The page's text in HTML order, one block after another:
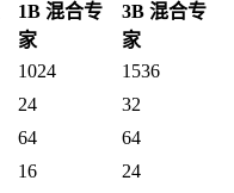
1B 混合专
家
3B 混合专
家
1024
1536
24
32
64
64
16
24